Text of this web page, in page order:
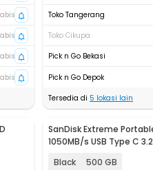
Toko Tangerang
Toko Cikupa
Pick n Go Bekasi
Pick n Go Depok
Tersedia di 5 lokasi lain
SanDisk Extreme
1050MB/s USB Type C
Black 500 GB